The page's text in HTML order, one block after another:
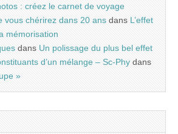
: créez le carnet de voyage
vous chérirez dans 20 ans dans L’effet
mémorisation
dans Un polissage du plus bel effet
d’un mélange – Sc-Phy dans
»